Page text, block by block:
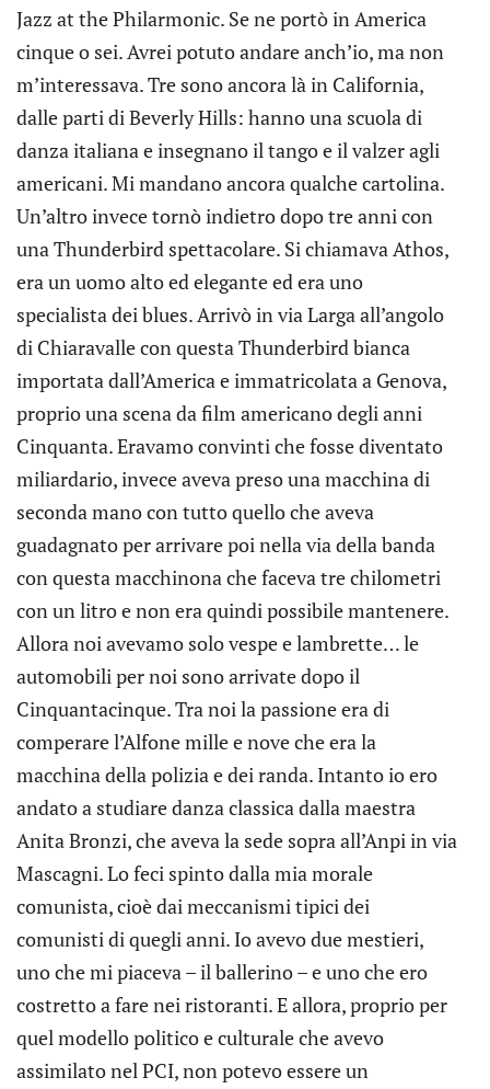
Jazz at the Philarmonic. Se ne portò in America
cinque o sei. Avrei potuto andare anch’io, ma non
m’interessava. Tre sono ancora là in California,
dalle parti di Beverly Hills: hanno una scuola di
danza italiana e insegnano il tango e il valzer agli
americani. Mi mandano ancora qualche cartolina.
Un’altro invece tornò indietro dopo tre anni con
una Thunderbird spettacolare. Si chiamava Athos,
era un uomo alto ed elegante ed era uno
specialista dei blues. Arrivò in via Larga all’angolo
di Chiaravalle con questa Thunderbird bianca
importata dall’America e immatricolata a Genova,
proprio una scena da film americano degli anni
Cinquanta. Eravamo convinti che fosse diventato
miliardario, invece aveva preso una macchina di
seconda mano con tutto quello che aveva
guadagnato per arrivare poi nella via della banda
con questa macchinona che faceva tre chilometri
con un litro e non era quindi possibile mantenere.
Allora noi avevamo solo vespe e lambrette… le
automobili per noi sono arrivate dopo il
Cinquantacinque. Tra noi la passione era di
comperare l’Alfone mille e nove che era la
macchina della polizia e dei randa. Intanto io ero
andato a studiare danza classica dalla maestra
Anita Bronzi, che aveva la sede sopra all’Anpi in via
Mascagni. Lo feci spinto dalla mia morale
comunista, cioè dai meccanismi tipici dei
comunisti di quegli anni. Io avevo due mestieri,
uno che mi piaceva – il ballerino – e uno che ero
costretto a fare nei ristoranti. E allora, proprio per
quel modello politico e culturale che avevo
assimilato nel PCI, non potevo essere un